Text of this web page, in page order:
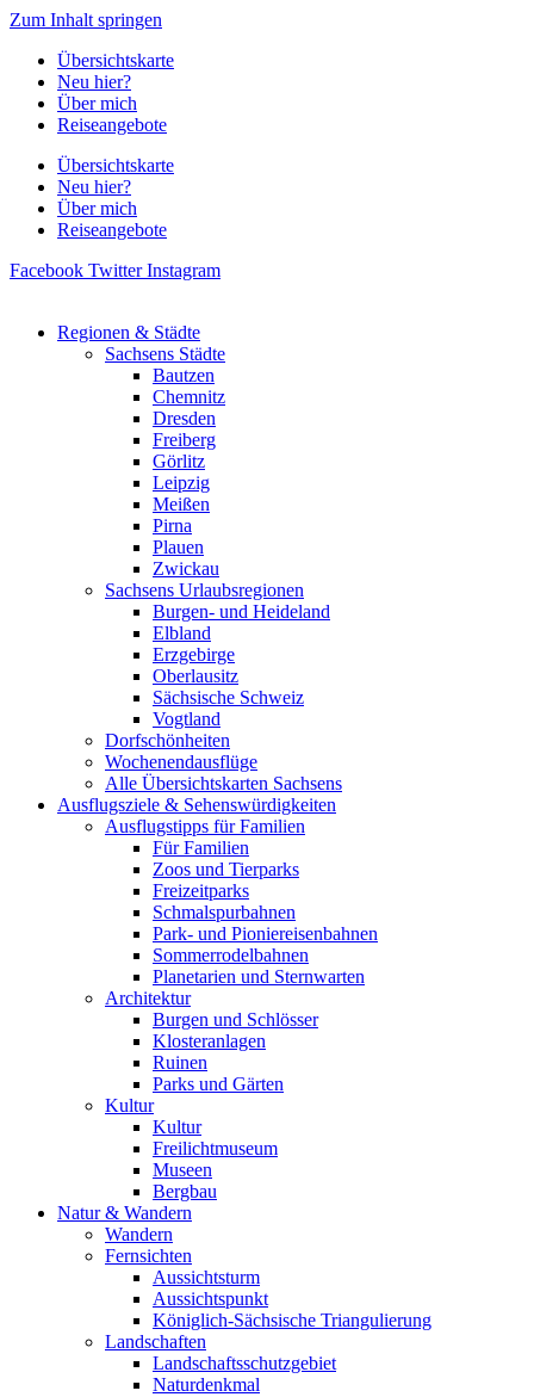
Zum Inhalt springen
Übersichtskarte
Neu hier?
Über mich
Reiseangebote
Übersichtskarte
Neu hier?
Über mich
Reiseangebote
Facebook Twitter Instagram
Regionen & Städte
Sachsens Städte
Bautzen
Chemnitz
Dresden
Freiberg
Görlitz
Leipzig
Meißen
Pirna
Plauen
Zwickau
Sachsens Urlaubsregionen
Burgen- und Heideland
Elbland
Erzgebirge
Oberlausitz
Sächsische Schweiz
Vogtland
Dorfschönheiten
Wochenendausflüge
Alle Übersichtskarten Sachsens
Ausflugsziele & Sehenswürdigkeiten
Ausflugstipps für Familien
Für Familien
Zoos und Tierparks
Freizeitparks
Schmalspurbahnen
Park- und Pioniereisenbahnen
Sommerrodelbahnen
Planetarien und Sternwarten
Architektur
Burgen und Schlösser
Klosteranlagen
Ruinen
Parks und Gärten
Kultur
Kultur
Freilichtmuseum
Museen
Bergbau
Natur & Wandern
Wandern
Fernsichten
Aussichtsturm
Aussichtspunkt
Königlich-Sächsische Triangulierung
Landschaften
Landschaftsschutzgebiet
Naturdenkmal